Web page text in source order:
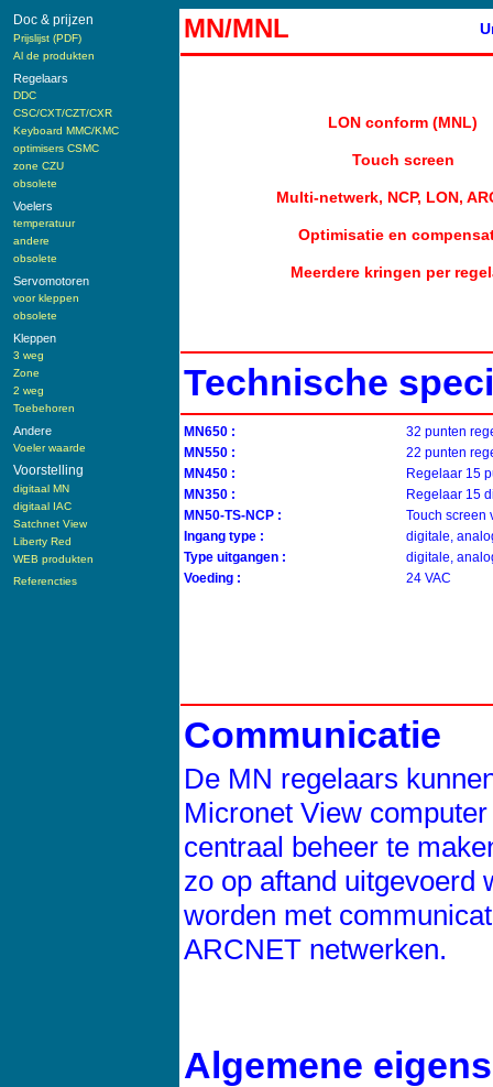
Doc & prijzen
Prijslijst (PDF)
Al de produkten
Regelaars
DDC
CSC/CXT/CZT/CXR
Keyboard MMC/KMC
optimisers CSMC
zone CZU
obsolete
Voelers
temperatuur
andere
obsolete
Servomotoren
voor kleppen
obsolete
Kleppen
3 weg
Zone
2 weg
Toebehoren
Andere
Voeler waarde
Voorstelling
digitaal MN
digitaal IAC
Satchnet View
Liberty Red
WEB produkten
Referencties
MN/MNL
LON conform (MNL)
Touch screen
Multi-netwerk, NCP, LON,
Optimisatie en
Meerdere kringen per
Technische
MN650 :
32 punten
MN550 :
22 punten
MN450 :
Regelaar 15
MN350 :
Regelaar 15
MN50-TS-NCP :
Touch screen
Ingang type :
digitale,
Type uitgangen :
digitale,
Voeding :
24 VAC
Communicatie
De MN regelaars
Micronet View
centraal beheer te
zo op aftand uitgevoerd
worden met
ARCNET netwerken.
Algemene